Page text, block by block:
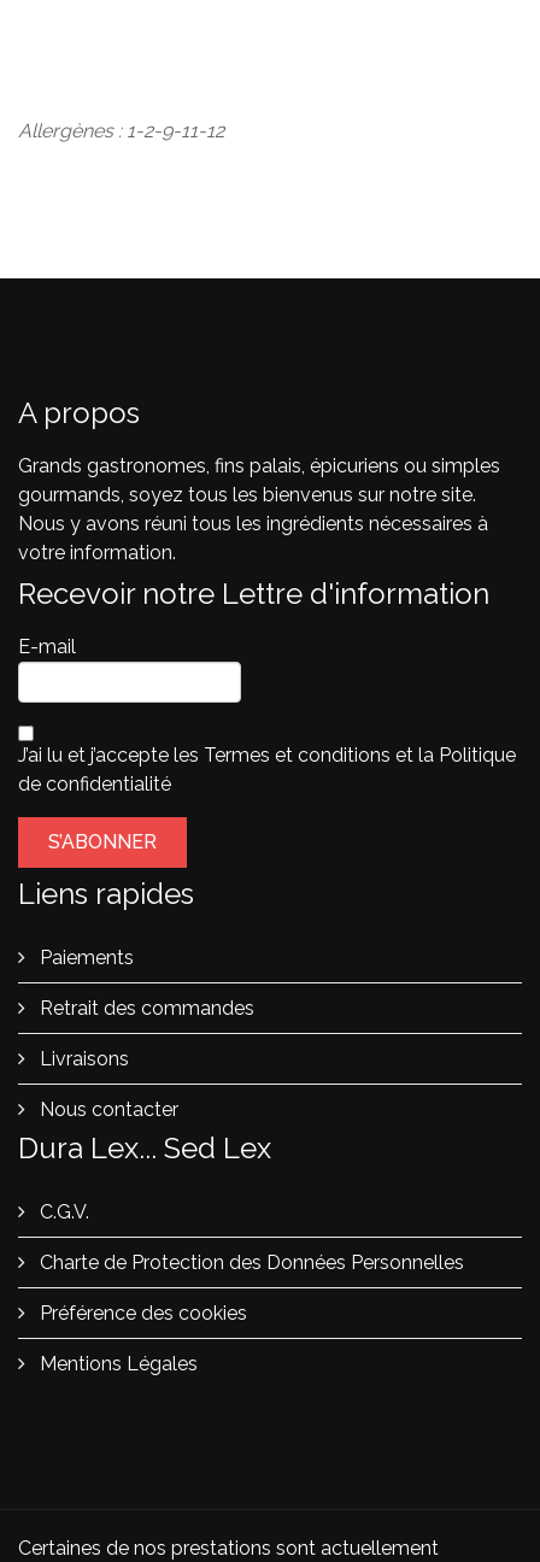
Allergènes : 1-2-9-11-12
A propos
Grands gastronomes, fins palais, épicuriens ou simples
gourmands, soyez tous les bienvenus sur notre site.
Nous y avons réuni tous les ingrédients nécessaires à
votre information.
Recevoir notre Lettre d'information
E-mail
J’ai lu et j’accepte les Termes et conditions et la Politique
de confidentialité
Liens rapides
Paiements
Retrait des commandes
Livraisons
Nous contacter
Dura Lex... Sed Lex
C.G.V.
Charte de Protection des Données Personnelles
Préférence des cookies
Mentions Légales
Certaines de nos prestations sont actuellement